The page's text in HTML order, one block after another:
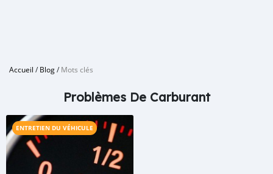
Accueil /Blog/Mots clés
Problèmes De Carburant
ENTRETIEN DU VÉHICULE